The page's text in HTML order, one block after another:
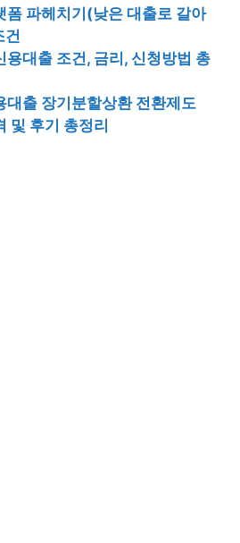
폼 파헤치기(낮은 대출로 갈아
건
용대출 조건, 금리, 신청방법 총
대출 장기분할상환 전환제도
및 후기 총정리